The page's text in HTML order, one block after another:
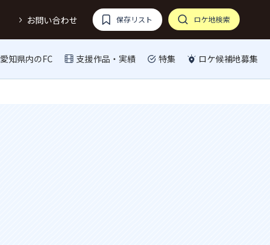
お問い合わせ 保存リスト ロケ地検索
愛知県内のFC 支援作品・実績 特集 ロケ候補地募集